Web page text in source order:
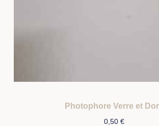
Photophore Verre et
0,50 €